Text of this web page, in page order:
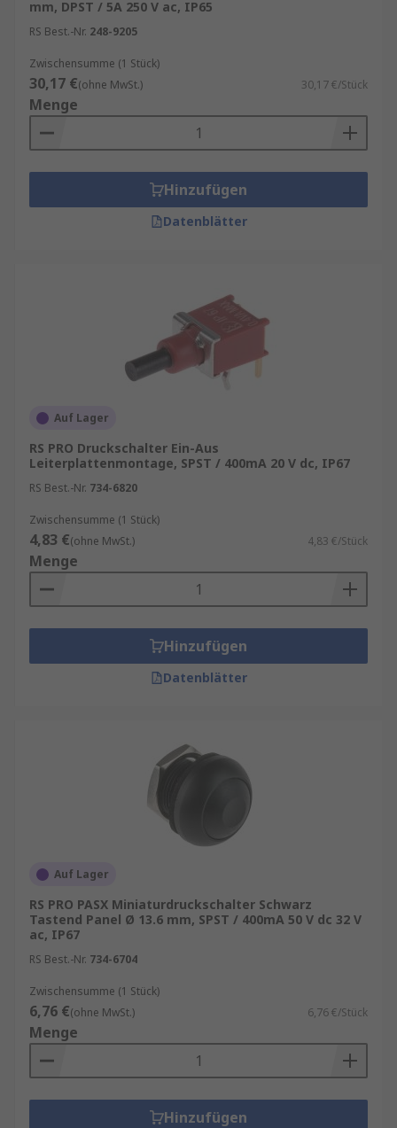
mm, DPST / 5A 250 V ac, IP65
RS Best.-Nr. 248-9205
Zwischensumme (1 Stück)
30,17 €(ohne MwSt.) 30,17 €/Stück
Menge
Hinzufügen
Datenblätter
Auf Lager
RS PRO Druckschalter Ein-Aus
Leiterplattenmontage, SPST / 400mA 20 V dc, IP67
RS Best.-Nr. 734-6820
Zwischensumme (1 Stück)
4,83 €(ohne MwSt.) 4,83 €/Stück
Menge
Hinzufügen
Datenblätter
Auf Lager
RS PRO PASX Miniaturdruckschalter Schwarz
Tastend Panel Ø 13.6 mm, SPST / 400mA 50 V dc 32 V
ac, IP67
RS Best.-Nr. 734-6704
Zwischensumme (1 Stück)
6,76 €(ohne MwSt.) 6,76 €/Stück
Menge
Hinzufügen